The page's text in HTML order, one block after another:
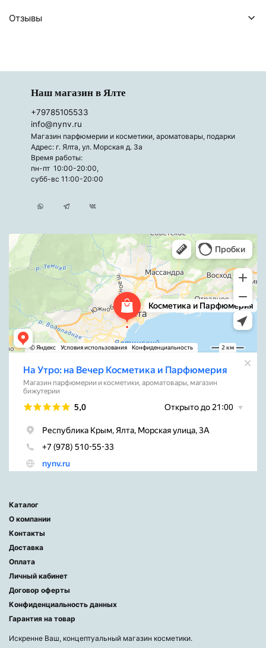
Отзывы
Наш магазин в Ялте
+79785105533
info@nynv.ru
Магазин парфюмерии и косметики, ароматовары, подарки
Адрес: г. Ялта, ул. Морская д. 3а
Время работы:
пн-пт 10:00-20:00,
субб-вс 11:00-20:00
Каталог
О компании
Контакты
Доставка
Оплата
Личный кабинет
Договор оферты
Конфиденциальность данных
Гарантия на товар
Искренне Ваш, концептуальный магазин косметики.